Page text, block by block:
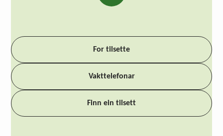
For tilsette
Vakttelefonar
Finn ein tilsett